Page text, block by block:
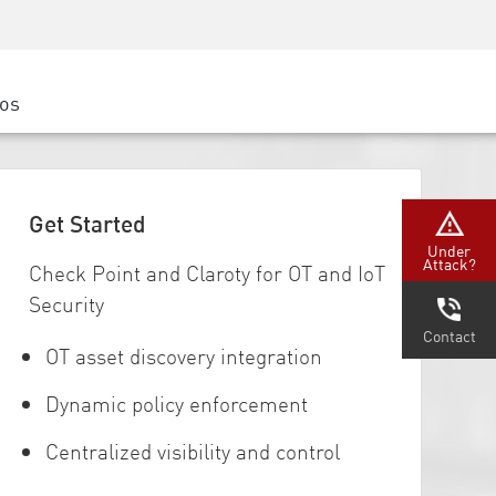
Get Started
Check Point and Claroty for OT and IoT
Security
OT asset discovery integration
Dynamic policy enforcement
Centralized visibility and control
Under
Attack?
Contact